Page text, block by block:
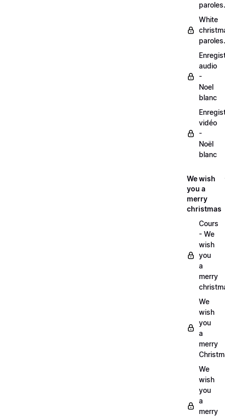
White
audio
-
Noel
blanc
vidéo
-
Noël
blanc
We wish
you a
merry
christmas
Cours
- We
wish
you
a
merry
We
wish
you
a
merry
We
wish
you
a
merry